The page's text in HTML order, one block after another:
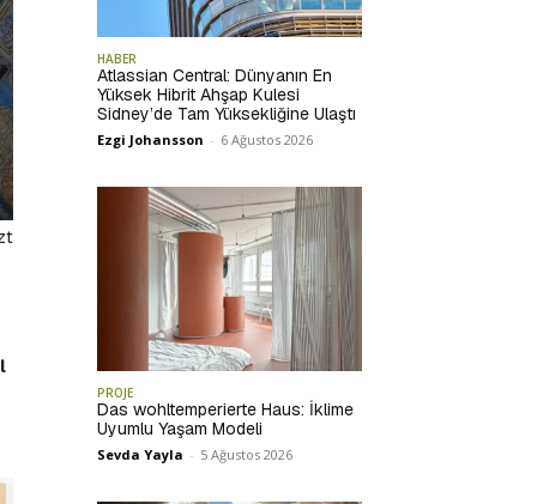
HABER
Atlassian Central: Dünyanın En
Yüksek Hibrit Ahşap Kulesi
Sidney’de Tam Yüksekliğine Ulaştı
Ezgi Johansson - 6 Ağustos 2026
PROJE
Das wohltemperierte Haus: İklime
Uyumlu Yaşam Modeli
Sevda Yayla - 5 Ağustos 2026